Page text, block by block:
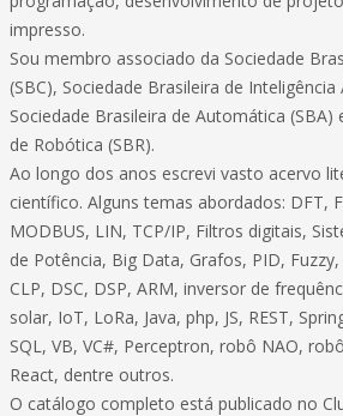
impresso.
Sou membro associado da Sociedade
(SBC), Sociedade Brasileira de Inteligência
Sociedade Brasileira de Automática (SBA)
de Robótica (SBR).
Ao longo dos anos escrevi vasto acervo
científico. Alguns temas abordados: DFT,
MODBUS, LIN, TCP/IP, Filtros digitais,
de Potência, Big Data, Grafos, PID, Fuzzy,
CLP, DSC, DSP, ARM, inversor de
solar, IoT, LoRa, Java, php, JS, REST,
SQL, VB, VC#, Perceptron, robô NAO,
React, dentre outros.
O catálogo completo está publicado no